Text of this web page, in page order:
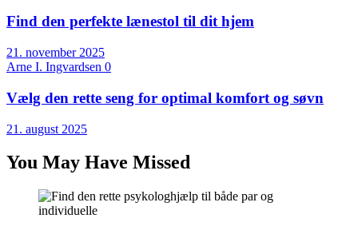
Find den perfekte lænestol til dit hjem
21. november 2025
Arne I. Ingvardsen 0
Vælg den rette seng for optimal komfort og søvn
21. august 2025
You May Have Missed